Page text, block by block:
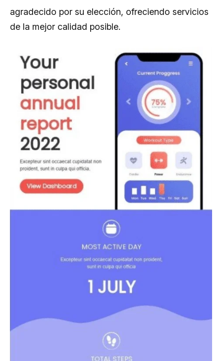
agradecido por su elección, ofreciendo servicios
de la mejor calidad posible.